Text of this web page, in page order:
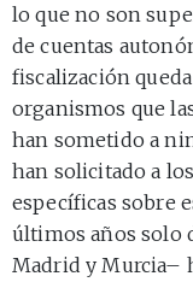
lo que no son
de cuentas
fiscalización
organismos que
han sometido a
han solicitado a
específicas sobre
últimos años solo
Madrid y Murcia–